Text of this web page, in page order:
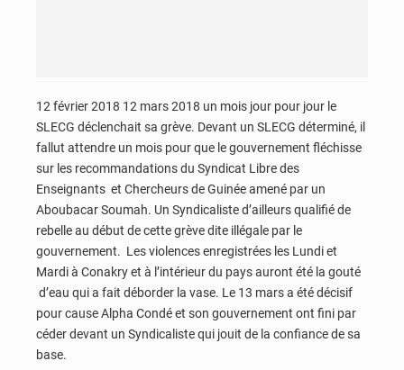
12 février 2018 12 mars 2018 un mois jour pour jour le
SLECG déclenchait sa grève. Devant un SLECG déterminé, il
fallut attendre un mois pour que le gouvernement fléchisse
sur les recommandations du Syndicat Libre des
Enseignants et Chercheurs de Guinée amené par un
Aboubacar Soumah. Un Syndicaliste d’ailleurs qualifié de
rebelle au début de cette grève dite illégale par le
gouvernement. Les violences enregistrées les Lundi et
Mardi à Conakry et à l’intérieur du pays auront été la gouté
d’eau qui a fait déborder la vase. Le 13 mars a été décisif
pour cause Alpha Condé et son gouvernement ont fini par
céder devant un Syndicaliste qui jouit de la confiance de sa
base.